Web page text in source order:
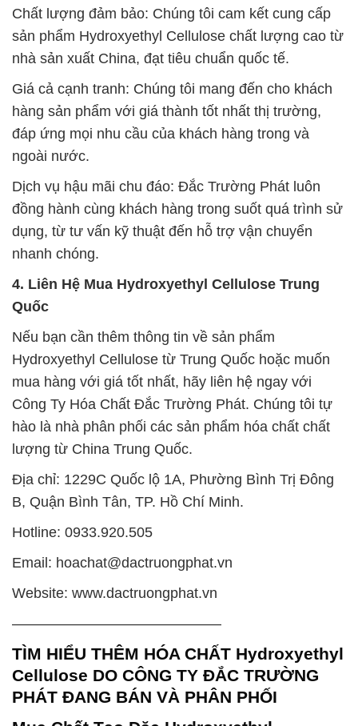
Chất lượng đảm bảo: Chúng tôi cam kết cung cấp
sản phẩm Hydroxyethyl Cellulose chất lượng cao từ
nhà sản xuất China, đạt tiêu chuẩn quốc tế.
Giá cả cạnh tranh: Chúng tôi mang đến cho khách
hàng sản phẩm với giá thành tốt nhất thị trường,
đáp ứng mọi nhu cầu của khách hàng trong và
ngoài nước.
Dịch vụ hậu mãi chu đáo: Đắc Trường Phát luôn
đồng hành cùng khách hàng trong suốt quá trình sử
dụng, từ tư vấn kỹ thuật đến hỗ trợ vận chuyển
nhanh chóng.
4. Liên Hệ Mua Hydroxyethyl Cellulose Trung
Quốc
Nếu bạn cần thêm thông tin về sản phẩm
Hydroxyethyl Cellulose từ Trung Quốc hoặc muốn
mua hàng với giá tốt nhất, hãy liên hệ ngay với
Công Ty Hóa Chất Đắc Trường Phát. Chúng tôi tự
hào là nhà phân phối các sản phẩm hóa chất chất
lượng từ China Trung Quốc.
Địa chỉ: 1229C Quốc lộ 1A, Phường Bình Trị Đông
B, Quận Bình Tân, TP. Hồ Chí Minh.
Hotline: 0933.920.505
Email: hoachat@dactruongphat.vn
Website: www.dactruongphat.vn
——————————————–
TÌM HIỂU THÊM HÓA CHẤT Hydroxyethyl
Cellulose DO CÔNG TY ĐẮC TRƯỜNG
PHÁT ĐANG BÁN VÀ PHÂN PHỐI